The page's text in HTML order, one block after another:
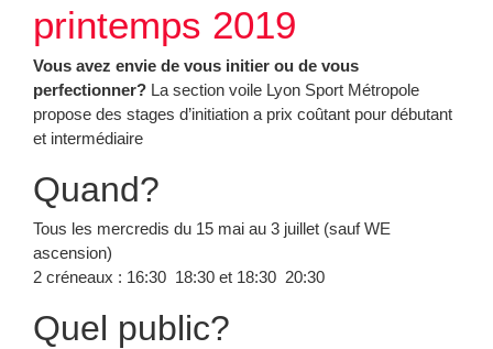
printemps 2019
Vous avez envie de vous initier ou de vous
perfectionner? La section voile Lyon Sport Métropole
propose des stages d’initiation a prix coûtant pour débutant
et intermédiaire
Quand?
Tous les mercredis du 15 mai au 3 juillet (sauf WE
ascension)
2 créneaux : 16:30 ­ 18:30 et 18:30 ­ 20:30
Quel public?